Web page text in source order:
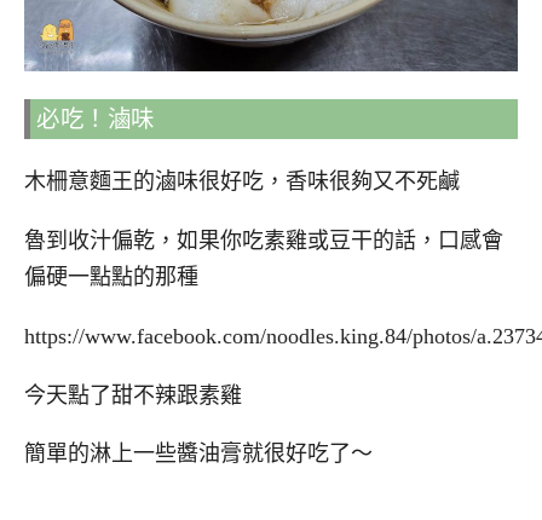
必吃！滷味
木柵意麵王的滷味很好吃，香味很夠又不死鹹
魯到收汁偏乾，如果你吃素雞或豆干的話，口感會
偏硬一點點的那種
https://www.facebook.com/noodles.king.84/photos/
今天點了甜不辣跟素雞
簡單的淋上一些醬油膏就很好吃了～